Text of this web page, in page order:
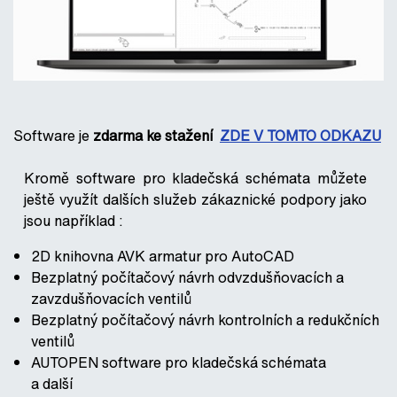
Software je zdarma ke stažení ZDE V TOMTO ODKAZU
Kromě software pro kladečská schémata můžete
ještě využít dalších služeb zákaznické podpory jako
jsou například :
2D knihovna AVK armatur pro AutoCAD
Bezplatný počítačový návrh odvzdušňovacích a
zavzdušňovacích ventilů
Bezplatný počítačový návrh kontrolních a redukčních
ventilů
AUTOPEN software pro kladečská schémata
a další